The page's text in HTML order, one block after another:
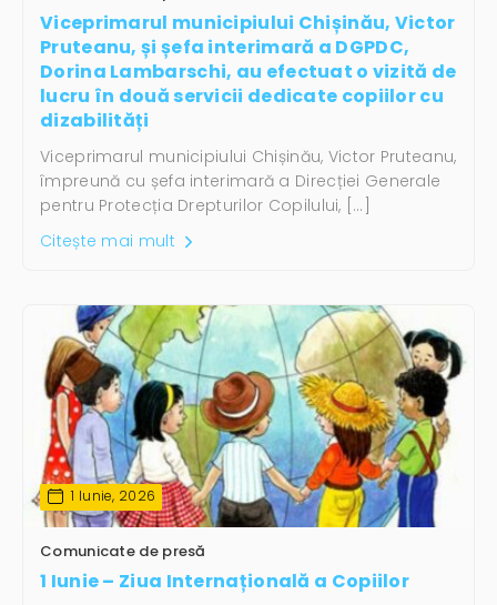
Viceprimarul municipiului Chișinău, Victor
Pruteanu, și șefa interimară a DGPDC,
Dorina Lambarschi, au efectuat o vizită de
lucru în două servicii dedicate copiilor cu
dizabilități
Viceprimarul municipiului Chișinău, Victor Pruteanu,
împreună cu șefa interimară a Direcției Generale
pentru Protecția Drepturilor Copilului, […]
Citește mai mult
1 Iunie, 2026
Comunicate de presă
1 Iunie – Ziua Internațională a Copiilor